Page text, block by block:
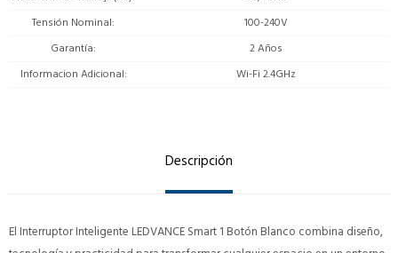
Tensión Nominal
100-240V
Garantía
2 Años
Informacion Adicional
Wi-Fi 2.4GHz
Descripción
El Interruptor Inteligente LEDVANCE Smart 1 Botón Blanco combina diseño,